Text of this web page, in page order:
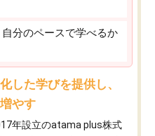
分のペースで学べるか
した学びを提供し、
やす
年設立のatama plus株式